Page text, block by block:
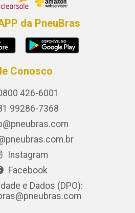
da PneuBras
Conosco
426-6001
99286-7368
Instagram
Facebook
e Dados (DPO):